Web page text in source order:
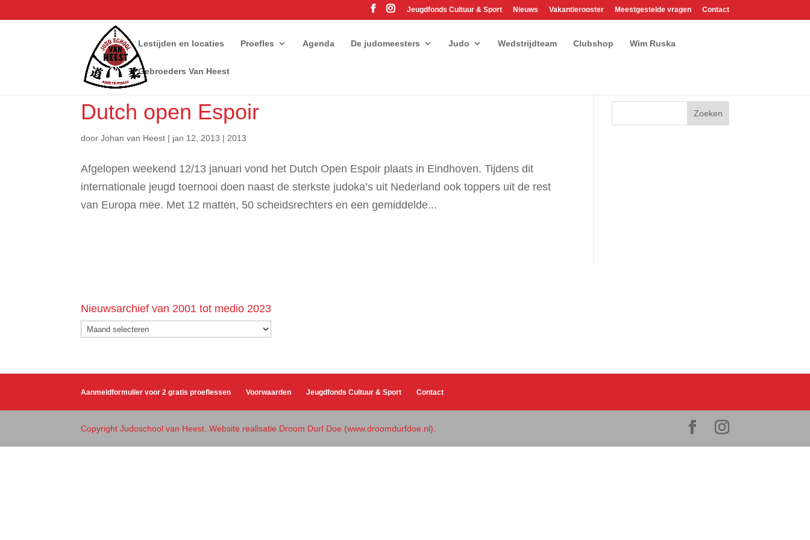
Jeugdfonds Cultuur & Sport Nieuws Vakantierooster Meestgestelde vragen Contact
Lestijden en locaties Proefles Agenda De judomeesters Judo Wedstrijdteam Clubshop Wim Ruska
Gebroeders Van Heest
Dutch open Espoir
doorJohan van Heest | jan 12, 2013 | 2013
Afgelopen weekend 12/13 januari vond het Dutch Open Espoir plaats in Eindhoven. Tijdens dit
internationale jeugd toernooi doen naast de sterkste judoka’s uit Nederland ook toppers uit de rest
van Europa mee. Met 12 matten, 50 scheidsrechters en een gemiddelde...
Nieuwsarchief van 2001 tot medio 2023
Nieuwsarchief
van
2023
Aanmeldformulier voor 2 gratis proeflessen Voorwaarden Jeugdfonds Cultuur & Sport Contact
Copyright Judoschool van Heest. Website realisatie Droom Durf Doe (www.droomdurfdoe.nl).